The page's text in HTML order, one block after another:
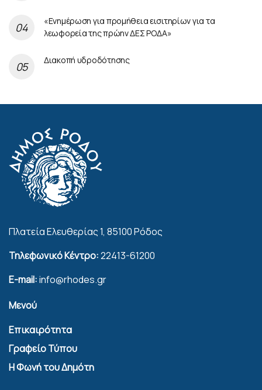
«Ενημέρωση για προμήθεια εισιτηρίων για τα
λεωφορεία της πρώην ΔΕΣ ΡΟΔΑ»
Διακοπή υδροδότησης
Πλατεία Ελευθερίας 1, 85100 Ρόδος
Τηλεφωνικό Κέντρο:22413-61200
E-mail:info@rhodes.gr
Μενού
Επικαιρότητα
Γραφείο Τύπου
Η Φωνή του Δημότη